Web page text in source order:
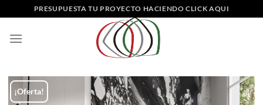
al
contenido
PRESUPUESTA TU PROYECTO HACIENDO CLICK AQUI
¡Oferta!